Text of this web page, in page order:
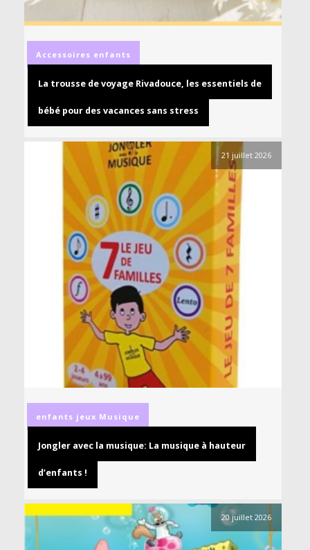
Accessoires enfants
La trousse de voyage Rivadouce, les essentiels de
bébé pour des vacances sans stress
21 juillet 2026
enfants jeux Musique
Jongler avec la musique: La musique à hauteur
d’enfants !
20 juillet 2026